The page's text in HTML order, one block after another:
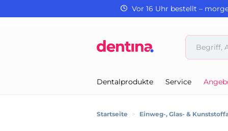
Vor 16 Uhr bestellt –
Dentalprodukte Service
Startseite > Einweg-, Glas- &